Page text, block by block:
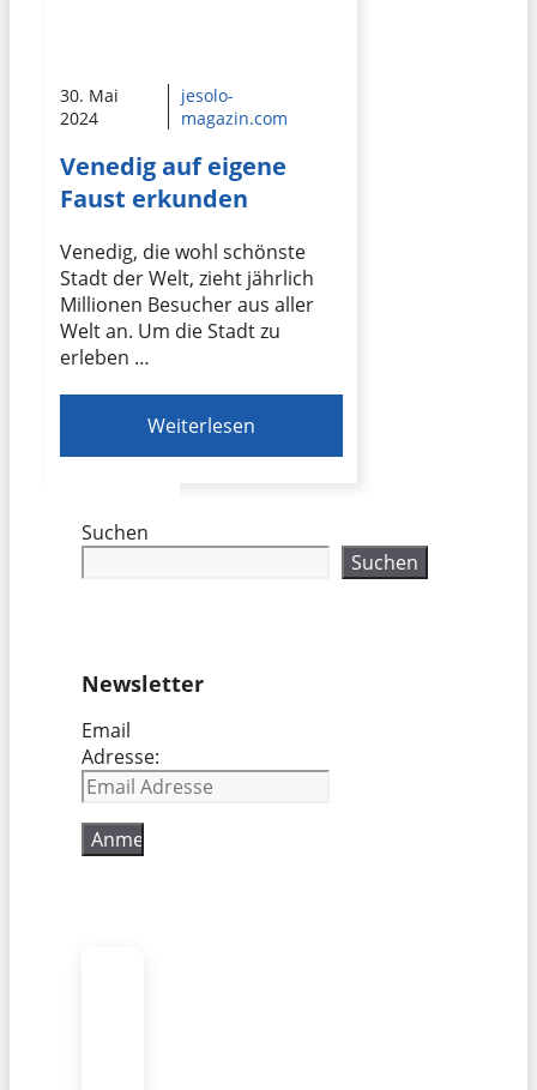
30. Mai
2024
jesolo-
magazin.com
Venedig auf eigene
Faust erkunden
Venedig, die wohl schönste
Stadt der Welt, zieht jährlich
Millionen Besucher aus aller
Welt an. Um die Stadt zu
erleben …
Weiterlesen
Suchen
Suchen
Newsletter
Email
Adresse: